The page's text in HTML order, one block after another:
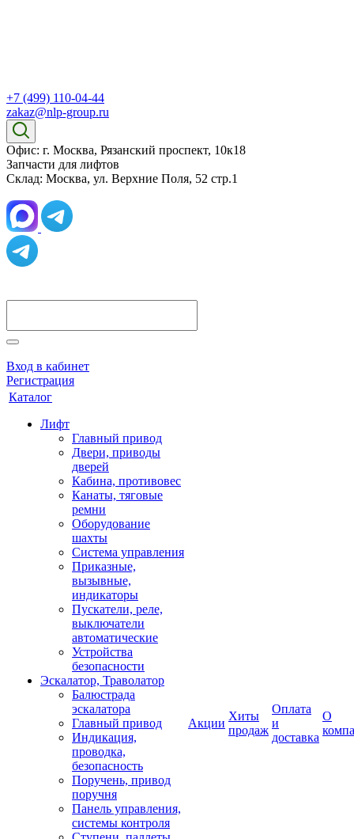
+7 (499) 110-04-44
zakaz@nlp-group.ru
Офис: г. Москва, Рязанский проспект, 10к18
Запчасти для лифтов
Склад: Москва, ул. Верхние Поля, 52 стр.1
Вход в кабинет
Регистрация
Каталог
Лифт
Главный привод
Двери, приводы
дверей
Кабина, противовес
Канаты, тяговые
ремни
Оборудование
шахты
Система управления
Приказные,
вызывные,
индикаторы
Пускатели, реле,
выключатели
автоматические
Устройства
безопасности
Эскалатор, Траволатор
Балюстрада
эскалатора
Главный привод
Индикация,
проводка,
безопасность
Поручень, привод
поручня
Панель управления,
системы контроля
Акции
Хиты
продаж
Оплата
и
доставка
О